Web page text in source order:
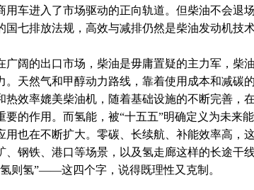
用车进入了市场驱动的正向轨道。但柴油不会退
国七排放法规，高效与减排仍然是柴油发动机技术
广阔的出口市场，柴油是毋庸置疑的主力军，柴
。天然气和甲醇动力路线，靠着使用成本和减碳
热效率媲美柴油机，随着基础设施的不断完善，
要的作用。而氢能，被“十五五”明确定义为未来
用也在不断扩大。零碳、长续航、补能效率高，
、钢铁、港口等场景，以及氢走廊这样的长途干
则氢”——这四个字，说得既理性又克制。